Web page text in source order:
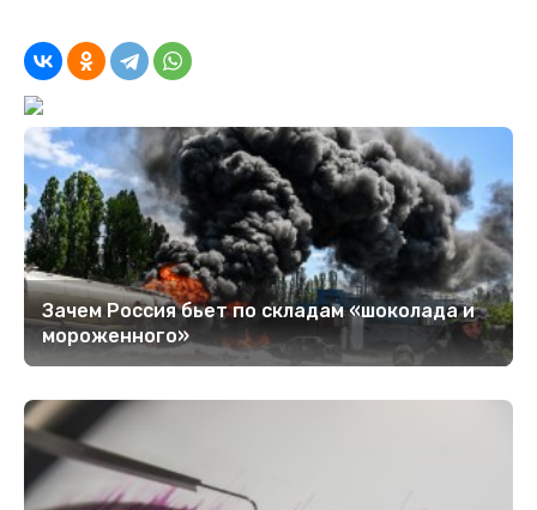
Зачем Россия бьет по складам «шоколада и
мороженного»